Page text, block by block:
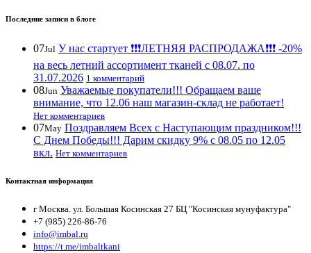
Последние записи в блоге
07Jul У нас стартует ❗️❗️❗️ЛЕТНЯЯ РАСПРОДАЖА❗️❗️❗️ -20%
на весь летний ассортимент тканей с 08.07. по
31.07.2026 1 комментарий
08Jun Уважаемые покупатели!!! Обращаем ваше
внимание, что 12.06 наш магазин-склад не работает!
Нет комментариев
07May Поздравляем Всех с Наступающим праздником!!!
С Днем Победы!!! Дарим скидку 9% с 08.05 по 12.05
вкл. Нет комментариев
Контактная информация
г Москва. ул. Большая Косинская 27 БЦ "Косинская мунуфактура"
+7 (985) 226-86-76
info@imbal.ru
https://t.me/imbaltkani